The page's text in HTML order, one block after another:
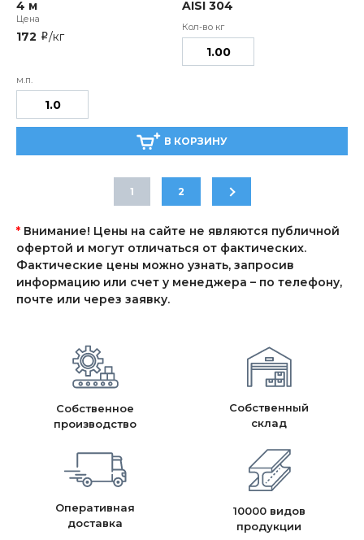
4 м AISI 304
172 i/кг
В КОРЗИНУ
1 2
* Внимание! Цены на сайте не являются публичной
офертой и могут отличаться от фактических.
Фактические цены можно узнать, запросив
информацию или счет у менеджера – по телефону,
почте или через заявку.
Собственное
производство
Собственный
склад
Оперативная
доставка
10000 видов
продукции